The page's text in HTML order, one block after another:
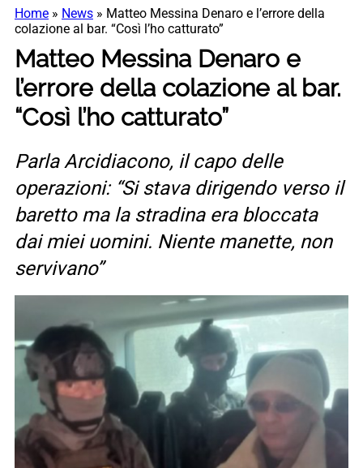
Home » News » Matteo Messina Denaro e l’errore della
colazione al bar. “Così l’ho catturato”
Matteo Messina Denaro e
l’errore della colazione al bar.
“Così l’ho catturato”
Parla Arcidiacono, il capo delle
operazioni: “Si stava dirigendo verso il
baretto ma la stradina era bloccata
dai miei uomini. Niente manette, non
servivano”